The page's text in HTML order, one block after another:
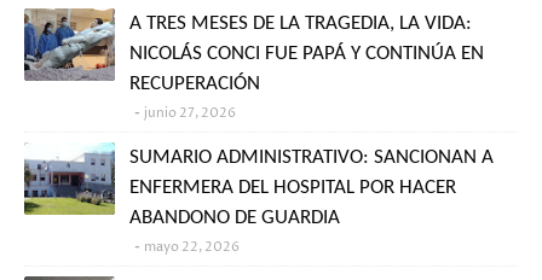
A TRES MESES DE LA TRAGEDIA, LA VIDA:
NICOLÁS CONCI FUE PAPÁ Y CONTINÚA EN
RECUPERACIÓN
junio 27, 2026
SUMARIO ADMINISTRATIVO: SANCIONAN A
ENFERMERA DEL HOSPITAL POR HACER
ABANDONO DE GUARDIA
mayo 22, 2026